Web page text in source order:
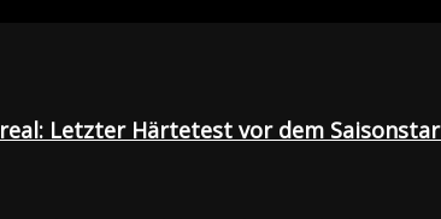
Letzter Härtetest vor dem